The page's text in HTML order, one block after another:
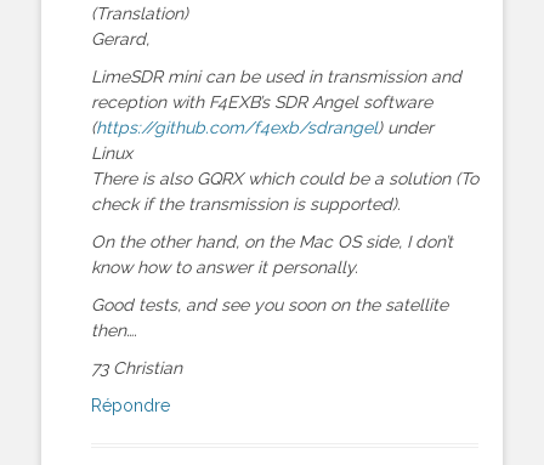
(Translation)
Gerard,
LimeSDR mini can be used in transmission and
reception with F4EXB’s SDR Angel software
(https://github.com/f4exb/sdrangel) under
Linux
There is also GQRX which could be a solution (To
check if the transmission is supported).
On the other hand, on the Mac OS side, I don’t
know how to answer it personally.
Good tests, and see you soon on the satellite
then….
73 Christian
Répondre